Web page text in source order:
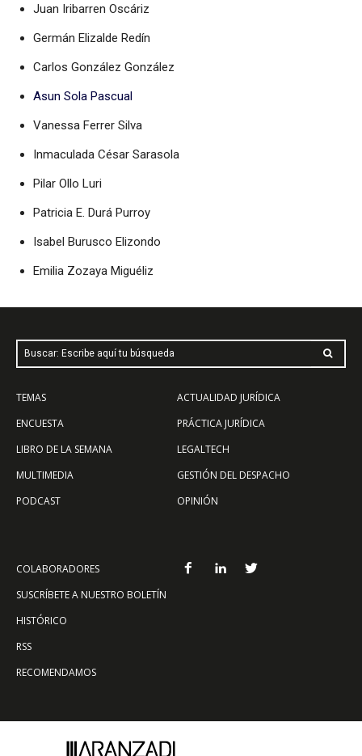
Juan Iribarren Oscáriz
Germán Elizalde Redín
Carlos González González
Asun Sola Pascual
Vanessa Ferrer Silva
Inmaculada César Sarasola
Pilar Ollo Luri
Patricia E. Durá Purroy
Isabel Burusco Elizondo
Emilia Zozaya Miguéliz
Buscar: Escribe aquí tu búsqueda
TEMAS
ENCUESTA
LIBRO DE LA SEMANA
MULTIMEDIA
PODCAST
ACTUALIDAD JURÍDICA
PRÁCTICA JURÍDICA
LEGALTECH
GESTIÓN DEL DESPACHO
OPINIÓN
COLABORADORES
SUSCRÍBETE A NUESTRO BOLETÍN
HISTÓRICO
RSS
RECOMENDAMOS